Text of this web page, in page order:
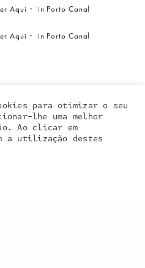
Aqui・ in Porto Canal
Aqui・ in Porto Canal
para otimizar o seu
lhe uma melhor
Ao clicar em
a utilização destes
more about our use of